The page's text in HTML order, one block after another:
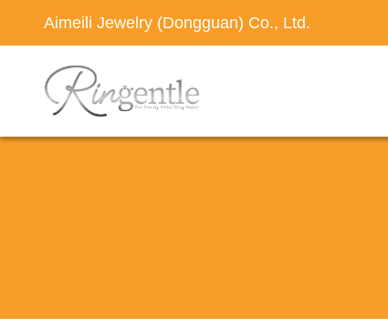
Aimeili Jewelry (Dongguan) Co., Ltd.